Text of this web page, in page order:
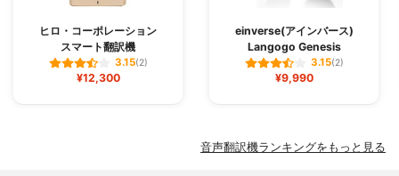
ヒロ・コーポレーション
スマート翻訳機
3.15(2)
¥12,300
einverse(アインバース)
Langogo Genesis
3.15(2)
¥9,990
音声翻訳機ランキングをもっと見る